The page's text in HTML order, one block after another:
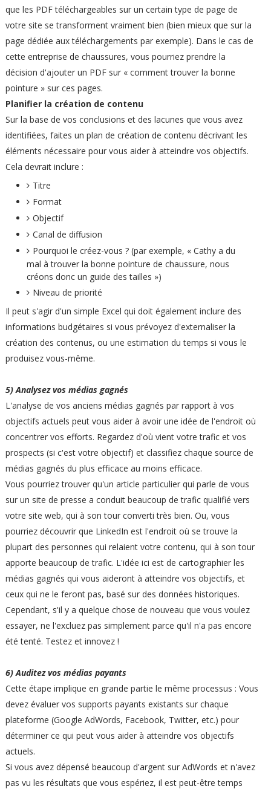
que les PDF téléchargeables sur un certain type de page de
votre site se transforment vraiment bien (bien mieux que sur la
page dédiée aux téléchargements par exemple). Dans le cas de
cette entreprise de chaussures, vous pourriez prendre la
décision d'ajouter un PDF sur « comment trouver la bonne
pointure » sur ces pages.
Planifier la création de contenu
Sur la base de vos conclusions et des lacunes que vous avez
identifiées, faites un plan de création de contenu décrivant les
éléments nécessaire pour vous aider à atteindre vos objectifs.
Cela devrait inclure :
Titre
Format
Objectif
Canal de diffusion
Pourquoi le créez-vous ? (par exemple, « Cathy a du
mal à trouver la bonne pointure de chaussure, nous
créons donc un guide des tailles »)
Niveau de priorité
Il peut s'agir d'un simple Excel qui doit également inclure des
informations budgétaires si vous prévoyez d'externaliser la
création des contenus, ou une estimation du temps si vous le
produisez vous-même.
5) Analysez vos médias gagnés
L'analyse de vos anciens médias gagnés par rapport à vos
objectifs actuels peut vous aider à avoir une idée de l'endroit où
concentrer vos efforts. Regardez d'où vient votre trafic et vos
prospects (si c'est votre objectif) et classifiez chaque source de
médias gagnés du plus efficace au moins efficace.
Vous pourriez trouver qu'un article particulier qui parle de vous
sur un site de presse a conduit beaucoup de trafic qualifié vers
votre site web, qui à son tour converti très bien. Ou, vous
pourriez découvrir que LinkedIn est l'endroit où se trouve la
plupart des personnes qui relaient votre contenu, qui à son tour
apporte beaucoup de trafic. L'idée ici est de cartographier les
médias gagnés qui vous aideront à atteindre vos objectifs, et
ceux qui ne le feront pas, basé sur des données historiques.
Cependant, s'il y a quelque chose de nouveau que vous voulez
essayer, ne l'excluez pas simplement parce qu'il n'a pas encore
été tenté. Testez et innovez !
6) Auditez vos médias payants
Cette étape implique en grande partie le même processus : Vous
devez évaluer vos supports payants existants sur chaque
plateforme (Google AdWords, Facebook, Twitter, etc.) pour
déterminer ce qui peut vous aider à atteindre vos objectifs
actuels.
Si vous avez dépensé beaucoup d'argent sur AdWords et n'avez
pas vu les résultats que vous espériez, il est peut-être temps